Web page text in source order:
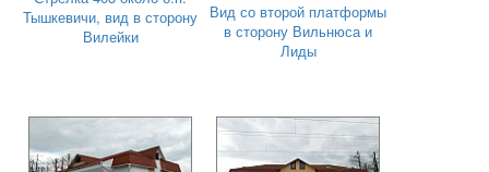
Тышкевичи, вид в сторону
Вилейки
Вид со второй платформы
в сторону Вильнюса и
Лиды